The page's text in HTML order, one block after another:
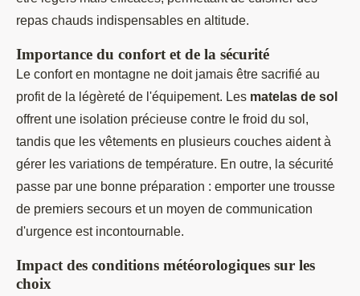
repas chauds indispensables en altitude.
Importance du confort et de la sécurité
Le confort en montagne ne doit jamais être sacrifié au
profit de la légèreté de l'équipement. Les matelas de sol
offrent une isolation précieuse contre le froid du sol,
tandis que les vêtements en plusieurs couches aident à
gérer les variations de température. En outre, la sécurité
passe par une bonne préparation : emporter une trousse
de premiers secours et un moyen de communication
d'urgence est incontournable.
Impact des conditions météorologiques sur les
choix